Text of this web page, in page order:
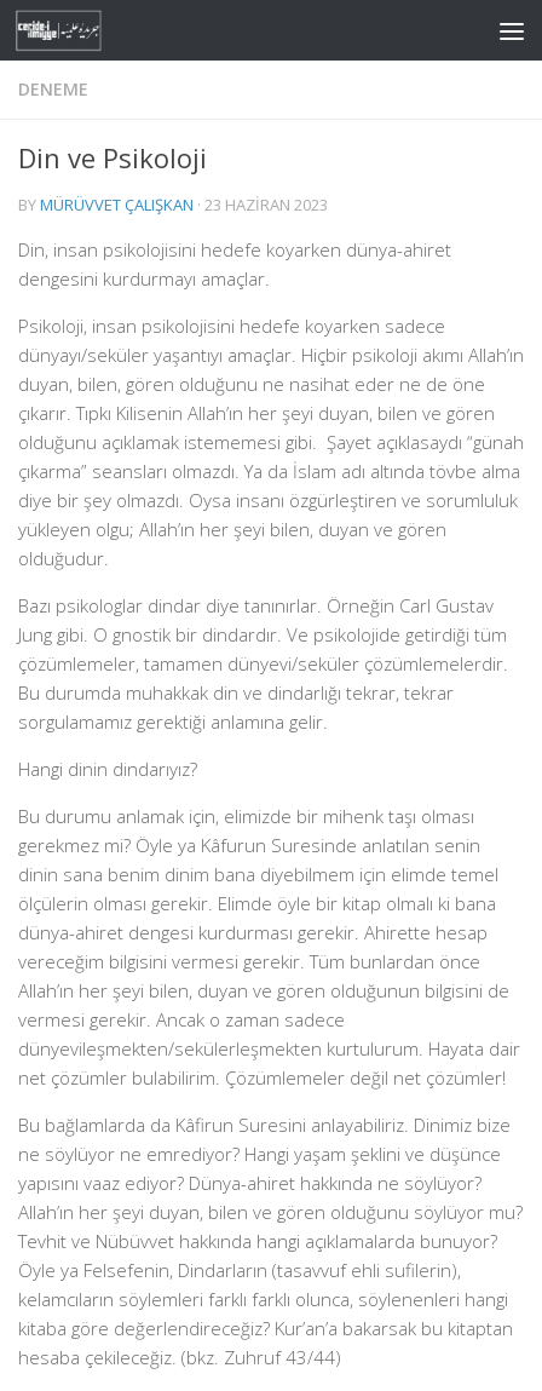
Skip to content
DENEME
Din ve Psikoloji
BYMÜRÜVVET ÇALIŞKAN · 23 HAZIRAN 2023
Din, insan psikolojisini hedefe koyarken dünya-ahiret
dengesini kurdurmayı amaçlar.
Psikoloji, insan psikolojisini hedefe koyarken sadece
dünyayı/seküler yaşantıyı amaçlar. Hiçbir psikoloji akımı Allah’ın
duyan, bilen, gören olduğunu ne nasihat eder ne de öne
çıkarır. Tıpkı Kilisenin Allah’ın her şeyi duyan, bilen ve gören
olduğunu açıklamak istememesi gibi. Şayet açıklasaydı “günah
çıkarma” seansları olmazdı. Ya da İslam adı altında tövbe alma
diye bir şey olmazdı. Oysa insanı özgürleştiren ve sorumluluk
yükleyen olgu; Allah’ın her şeyi bilen, duyan ve gören
olduğudur.
Bazı psikologlar dindar diye tanınırlar. Örneğin Carl Gustav
Jung gibi. O gnostik bir dindardır. Ve psikolojide getirdiği tüm
çözümlemeler, tamamen dünyevi/seküler çözümlemelerdir.
Bu durumda muhakkak din ve dindarlığı tekrar, tekrar
sorgulamamız gerektiği anlamına gelir.
Hangi dinin dindarıyız?
Bu durumu anlamak için, elimizde bir mihenk taşı olması
gerekmez mi? Öyle ya Kâfurun Suresinde anlatılan senin
dinin sana benim dinim bana diyebilmem için elimde temel
ölçülerin olması gerekir. Elimde öyle bir kitap olmalı ki bana
dünya-ahiret dengesi kurdurması gerekir. Ahirette hesap
vereceğim bilgisini vermesi gerekir. Tüm bunlardan önce
Allah’ın her şeyi bilen, duyan ve gören olduğunun bilgisini de
vermesi gerekir. Ancak o zaman sadece
dünyevileşmekten/sekülerleşmekten kurtulurum. Hayata dair
net çözümler bulabilirim. Çözümlemeler değil net çözümler!
Bu bağlamlarda da Kâfirun Suresini anlayabiliriz. Dinimiz bize
ne söylüyor ne emrediyor? Hangi yaşam şeklini ve düşünce
yapısını vaaz ediyor? Dünya-ahiret hakkında ne söylüyor?
Allah’ın her şeyi duyan, bilen ve gören olduğunu söylüyor mu?
Tevhit ve Nübüvvet hakkında hangi açıklamalarda bunuyor?
Öyle ya Felsefenin, Dindarların (tasavvuf ehli sufilerin),
kelamcıların söylemleri farklı farklı olunca, söylenenleri hangi
kitaba göre değerlendireceğiz? Kur’an’a bakarsak bu kitaptan
hesaba çekileceğiz. (bkz. Zuhruf 43/44)